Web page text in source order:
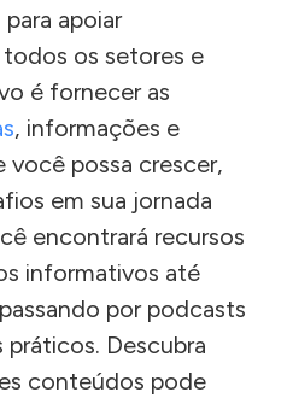
apoiar
os setores e
é fornecer as
, informações e
você possa crescer,
em sua jornada
encontrará recursos
informativos até
por podcasts
práticos. Descubra
conteúdos pode